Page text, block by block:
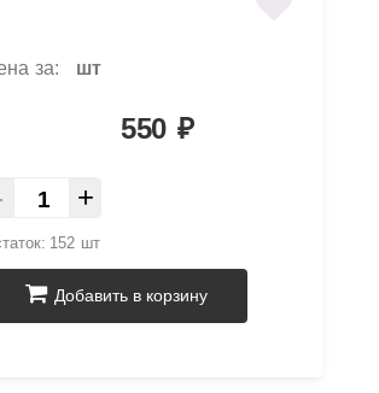
за: шт
550 ₽
+
152 шт
Добавить в корзину